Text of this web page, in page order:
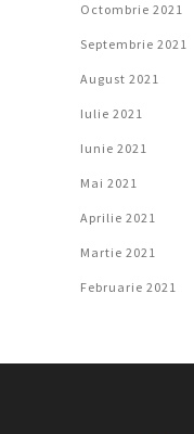
Octombrie 2021
Septembrie 2021
August 2021
Iulie 2021
Iunie 2021
Mai 2021
Aprilie 2021
Martie 2021
Februarie 2021